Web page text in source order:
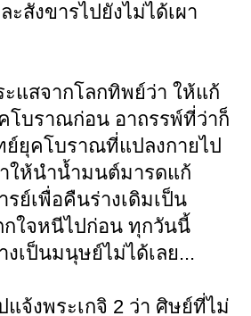
ะสังขารไปยังไม่ได้เผา
แสจากโลกทิพย์ว่า ให้แก้
โบราณก่อน อาถรรพ์ที่ว่าก็
ย์ยุคโบราณที่แปลงกายไป
ให้นำน้ำมนต์มารดแก้
รย์เพื่อคืนร่างเดิมเป็น
ใจหนีไปก่อน ทุกวันนี้
งเป็นมนุษย์ไม่ได้เลย...
จ้งพระเกจิ 2 ว่า ศิษย์ที่ไม่